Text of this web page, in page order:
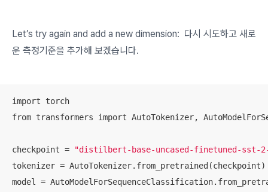
Let’s try again and add a new dimension: 다시 시도하고 새로
운 측정기준을 추가해 보겠습니다.
import torch
from transformers import AutoTokenizer,
checkpoint =
"distilbert-base-uncased-finetuned-sst-
tokenizer = AutoTokenizer.from_pretrained(checkpoint)
model =